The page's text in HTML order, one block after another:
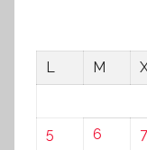
L
M
5
6 7